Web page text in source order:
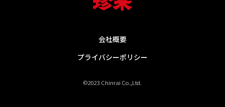
会社概要
プライバシーポリシー
©2023 Chinrai Co.,Ltd.